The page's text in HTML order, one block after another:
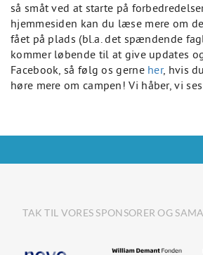
så småt ved at starte på
hjemmesiden kan du læse mere om
fået på plads (bl.a. det spændende
kommer løbende til at give updates
Facebook, så følg os gerne her, hvis
høre mere om campen! Vi håber, vi
TAK TIL VORES SPONSORER OG